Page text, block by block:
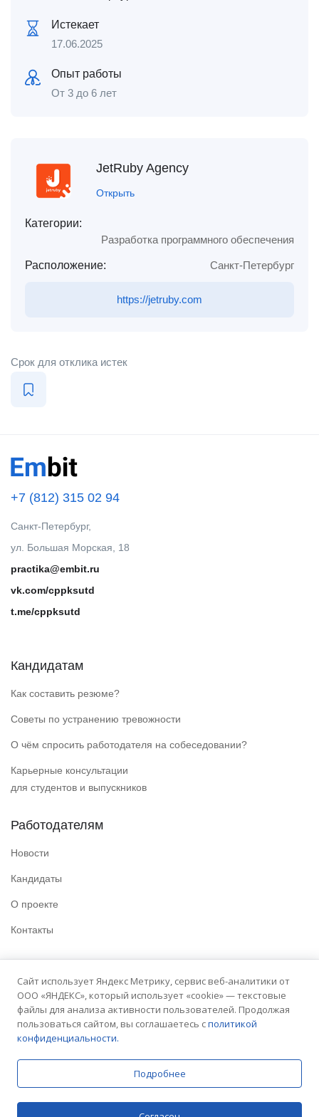
Истекает
17.06.2025
Опыт работы
От 3 до 6 лет
JetRuby Agency
Открыть
Категории:
Разработка программного обеспечения
Расположение: Санкт-Петербург
https://jetruby.com
Срок для отклика истек
+7 (812) 315 02 94
Санкт-Петербург,
ул. Большая Морская, 18
practika@embit.ru
vk.com/cppksutd
t.me/cppksutd
Кандидатам
Как составить резюме?
Советы по устранению тревожности
О чём спросить работодателя на собеседовании?
Карьерные консультации
для студентов и выпускников
Работодателям
Новости
Кандидаты
О проекте
Контакты
Политика конфиденциальности
Условия использования
Сайт университета
© 2025 Embit. Все права защищены.
Сайт использует Яндекс Метрику, сервис веб-аналитики от
ООО «ЯНДЕКС», который использует «cookie» — текстовые
файлы для анализа активности пользователей. Продолжая
пользоваться сайтом, вы соглашаетесь сполитикой
конфиденциальности.
Подробнее